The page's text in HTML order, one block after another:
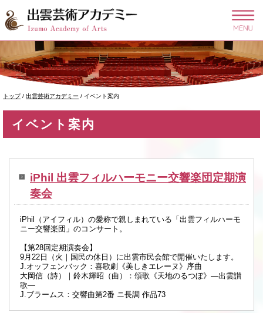
このページの本文へ
現
置：
トップ/ 出雲芸術アカデミー / イベント案内
イベント案内
iPhil 出雲フィルハーモニー交響楽団定期演
奏会
iPhil（アイフィル）の愛称で親しまれている「出雲フィルハーモ
ニー交響楽団」のコンサート。
【第28回定期演奏会】
9月22日（火｜国民の休日）に出雲市民会館で開催いたします。
J.オッフェンバック：喜歌劇《美しきエレーヌ》序曲
大岡信（詩）｜鈴木輝昭（曲）：頌歌《天地のるつぼ》―出雲讃
歌―
J.ブラームス：交響曲第2番 ニ長調 作品73